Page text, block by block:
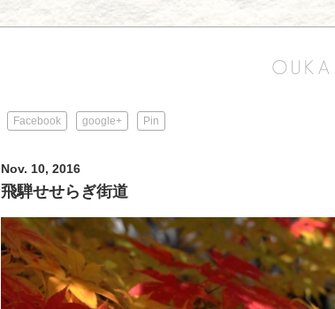
Facebook google+ Pin
Nov. 10, 2016
飛騨せせらぎ街道